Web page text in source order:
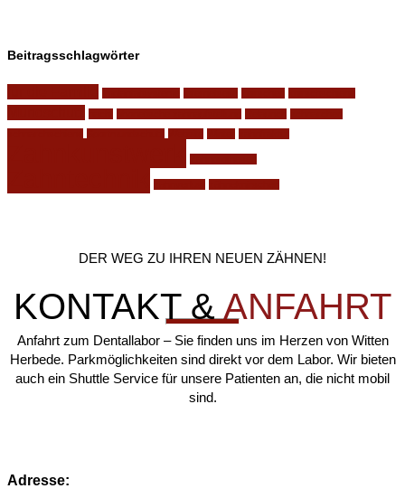
Beitragsschlagwörter
DER WEG ZU IHREN NEUEN ZÄHNEN!
KONTAKT & ANFAHRT
Anfahrt zum Dentallabor – Sie finden uns im Herzen von Witten
Herbede. Parkmöglichkeiten sind direkt vor dem Labor. Wir bieten
auch ein Shuttle Service für unsere Patienten an, die nicht mobil
sind.
Adresse: